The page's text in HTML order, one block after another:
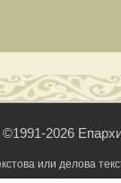
2026
или делова